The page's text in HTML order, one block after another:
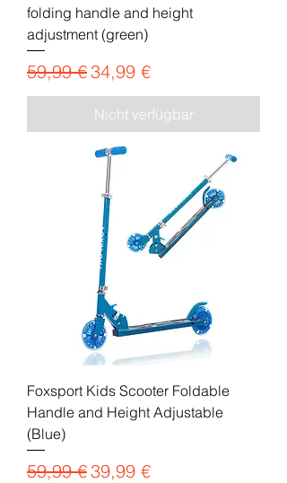
folding handle and height
adjustment (green)
Standardpreis
59,99 €Sale-Preis
34,99 €
Nicht verfügbar
Foxsport Kids Scooter Foldable
Handle and Height Adjustable
(Blue)
Standardpreis
59,99 €Sale-Preis
39,99 €